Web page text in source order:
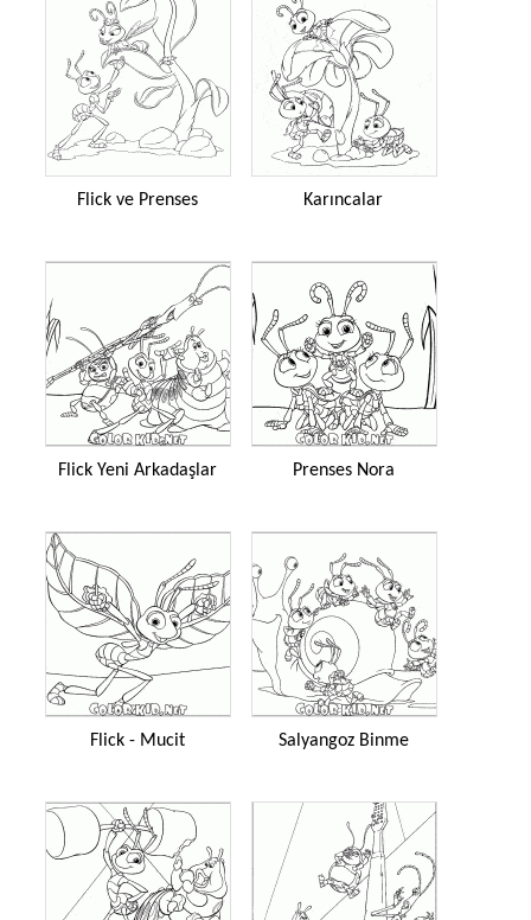
Flick ve Prenses Karıncalar
Flick Yeni Arkadaşlar Prenses Nora
Flick - Mucit Salyangoz Binme